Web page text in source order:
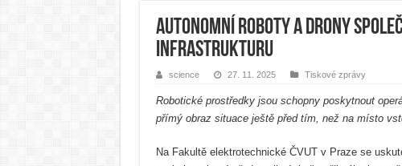
Autonomní roboty a drony
infrastrukturu
science 27. 11. 2025 Tiskové zprávy
Robotické prostředky jsou schopny poskytnout
přímý obraz situace ještě před tím, než na místo
Na Fakultě elektrotechnické ČVUT v Praze se